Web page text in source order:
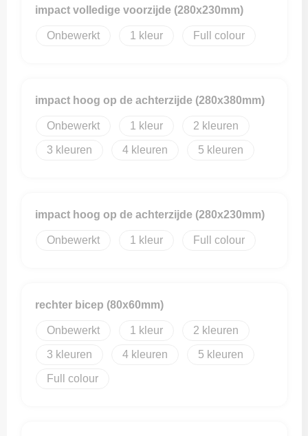
impact volledige voorzijde (280x230mm)
Onbewerkt 1 Full colour
impact hoog op de achterzijde (280x380mm)
Onbewerkt 1 2
3 4 5
impact hoog op de achterzijde (280x230mm)
Onbewerkt 1 Full colour
rechter bicep (80x60mm)
Onbewerkt 1 2
3 4 5
Full colour